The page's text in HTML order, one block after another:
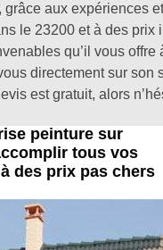
grâce aux expériences
le 23200 et à des
qu’il vous
directement sur
est gratuit, alors
peinture sur
tous vos
des prix pas chers